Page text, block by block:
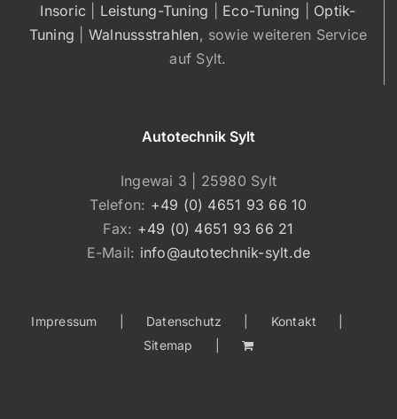
Insoric
Leistung-Tuning Eco-Tuning
Optik-
Tuning
Walnussstrahlen, sowie weiteren Service
auf Sylt.
Autotechnik Sylt
Ingewai 3 | 25980 Sylt
Telefon: +49 (0) 4651 93 66 10
Fax: +49 (0) 4651 93 66 21
E-Mail: info@autotechnik-sylt.de
Impressum Datenschutz
Kontakt
Sitemap